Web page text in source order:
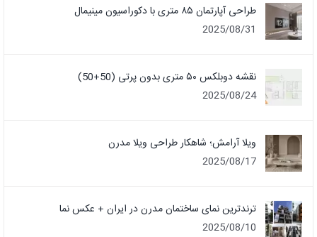
طراحی آپارتمان ۸۵ متری با دکوراسیون مینیمال
2025/08/31
نقشه دوبلکس ۵۰ متری بدون پرتی (50+50)
2025/08/24
ویلا آرامش؛ شاهکار طراحی ویلا مدرن
2025/08/17
ترندترین نمای ساختمان مدرن در ایران + عکس نما
2025/08/10